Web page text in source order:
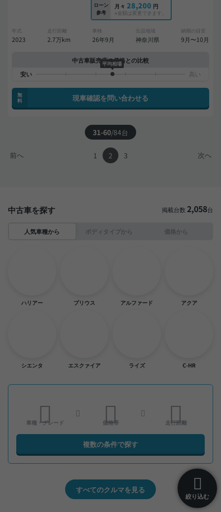
絞り込む
ローン
参考
月々 28,200 円
※金額は変更できます。
年式
2023
走行距離
2.7万km
車検
26年9月
出品地域
神奈川県
納期の目安
9月〜10月
中古車販売店の価格との比較
平均相場
無
料
現車確認を問い合わせる
31-60/84台
前へ 次へ
1 2 3
中古車を探す 掲載台数 2,058台
人気車種から ボディタイプから 価格から
ハリアー プリウス アルファード アクア
シエンタ エスクァイア ライズ C-HR
車種・グレード 価格帯 走行距離
複数の条件で探す
すべてのクルマを見る